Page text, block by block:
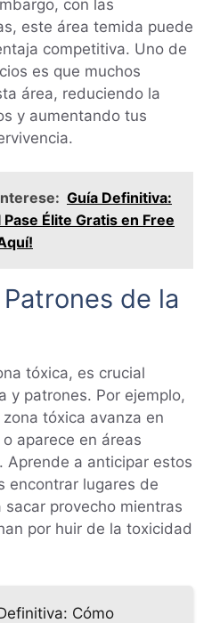
con las
este área temida puede
competitiva. Uno de
es que muchos
área, reduciendo la
y aumentando tus
Guía Definitiva:
Élite Gratis en Free
de la
tóxica, es crucial
y patrones. Por ejemplo,
tóxica avanza en
aparece en áreas
Aprende a anticipar estos
encontrar lugares de
provecho mientras
por huir de la toxicidad
Cómo